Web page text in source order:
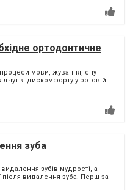
ортодонтичне
мови, жування, сну
дискомфорту у ротовій
зуба
зубів мудрості, а
видалення зуба. Перш за